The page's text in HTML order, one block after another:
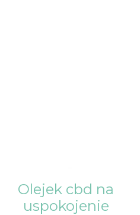
Olejek cbd na
uspokojenie